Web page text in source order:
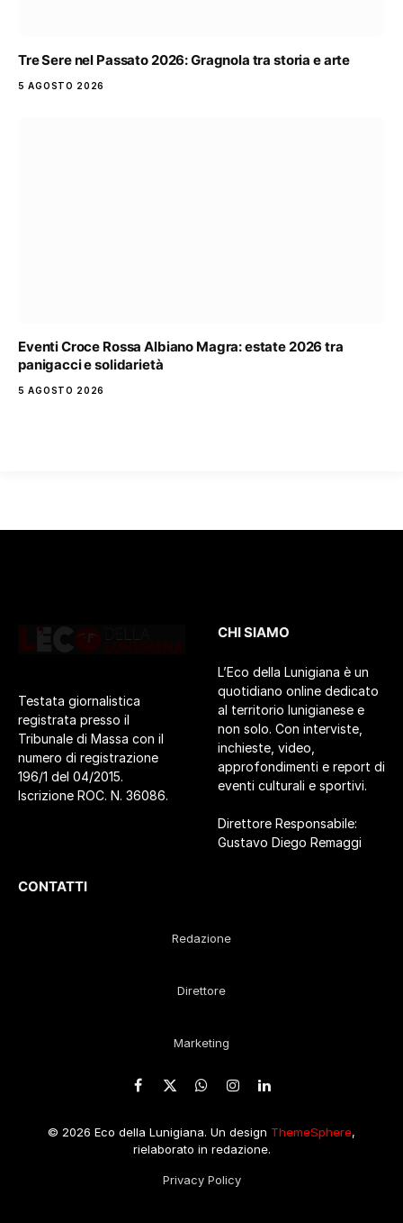
Tre Sere nel Passato 2026: Gragnola tra storia e arte
5 AGOSTO 2026
Eventi Croce Rossa Albiano Magra: estate 2026 tra
panigacci e solidarietà
5 AGOSTO 2026
Testata giornalistica
registrata presso il
Tribunale di Massa con il
numero di registrazione
196/1 del 04/2015.
Iscrizione ROC. N. 36086.
CHI SIAMO
L’Eco della Lunigiana è un
quotidiano online dedicato
al territorio lunigianese e
non solo. Con interviste,
inchieste, video,
approfondimenti e report di
eventi culturali e sportivi.
Direttore Responsabile:
Gustavo Diego Remaggi
CONTATTI
Redazione
Direttore
Marketing
Facebook
X
WhatsApp
Instagram
LinkedIn
© 2026 Eco della Lunigiana. Un design ThemeSphere,
rielaborato in redazione.
Privacy Policy